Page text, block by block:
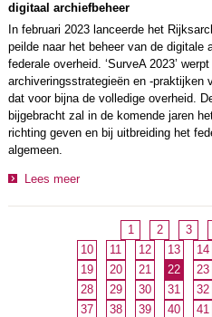
digitaal archiefbeheer
In februari 2023 lanceerde het
peilde naar het beheer van de digitale
federale overheid. ‘SurveA 2023’
archiveringsstrategieën en -praktijken
dat voor bijna de volledige overheid.
bijgebracht zal in de komende jaren
richting geven en bij uitbreiding het
algemeen.
Lees meer
1 2 3
10
11 12 13 14
19
20 21 22 23
28
29 30 31 32
37
38 39 40 41